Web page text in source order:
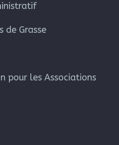
de Grasse
pour les Associations